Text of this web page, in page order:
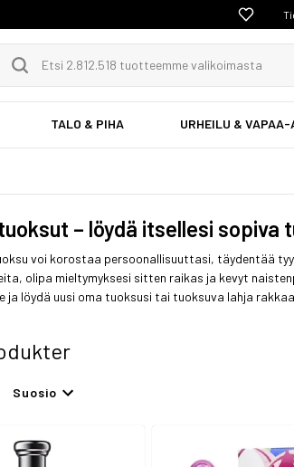
TALO & PIHA URHEILU &
– löydä itsellesi sopiva
voi korostaa persoonallisuuttasi, täydentää
olipa mieltymyksesi sitten raikas ja kevyt
ja löydä uusi oma tuoksusi tai tuoksuva lahja
Suosio